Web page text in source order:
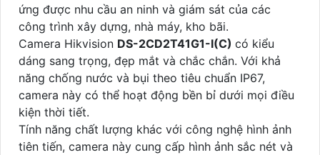
ứng được nhu cầu an ninh và giám sát của các
công trình xây dựng, nhà máy, kho bãi.
Camera Hikvision DS-2CD2T41G1-I(C) có kiểu
dáng sang trọng, đẹp mắt và chắc chắn. Với khả
năng chống nước và bụi theo tiêu chuẩn IP67,
camera này có thể hoạt động bền bỉ dưới mọi điều
kiện thời tiết.
Tính năng chất lượng khác với công nghệ hình ảnh
tiên tiến, camera này cung cấp hình ảnh sắc nét và